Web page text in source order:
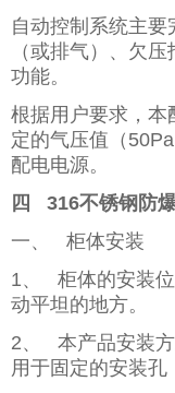
自动控制系统主
（或排气）、欠
功能。
根据用户要求，本
定的气压值（
配电电源。
四 316不锈钢防
一、 柜体安装
1、 柜体的安装
动平坦的地方。
2、 本产品安装
用于固定的安装孔